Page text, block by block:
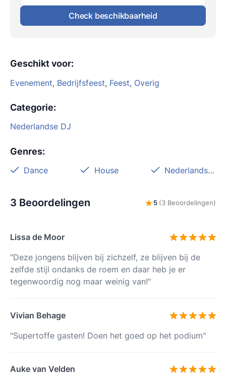
Check beschikbaarheid
Geschikt voor:
Evenement, Bedrijfsfeest, Feest, Overig
Categorie:
Nederlandse DJ
Genres:
Dance House Nederlandstalig
3 Beoordelingen 5 (3 Beoordelingen)
Lissa de Moor
"Deze jongens blijven bij zichzelf, ze blijven bij de
zelfde stijl ondanks de roem en daar heb je er
tegenwoordig nog maar weinig van!"
Vivian Behage
"Supertoffe gasten! Doen het goed op het podium"
Auke van Velden